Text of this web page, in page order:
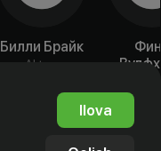
Билли Брайк
Aktyor
Ilova